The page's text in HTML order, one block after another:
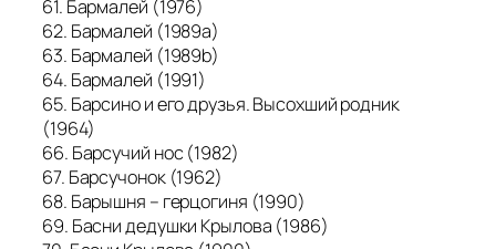
61. Бармалей (1976)
62. Бармалей (1989a)
63. Бармалей (1989b)
64. Бармалей (1991)
65. Барсино и его друзья. Высохший родник
(1964)
66. Барсучий нос (1982)
67. Барсучонок (1962)
68. Барышня – герцогиня (1990)
69. Басни дедушки Крылова (1986)